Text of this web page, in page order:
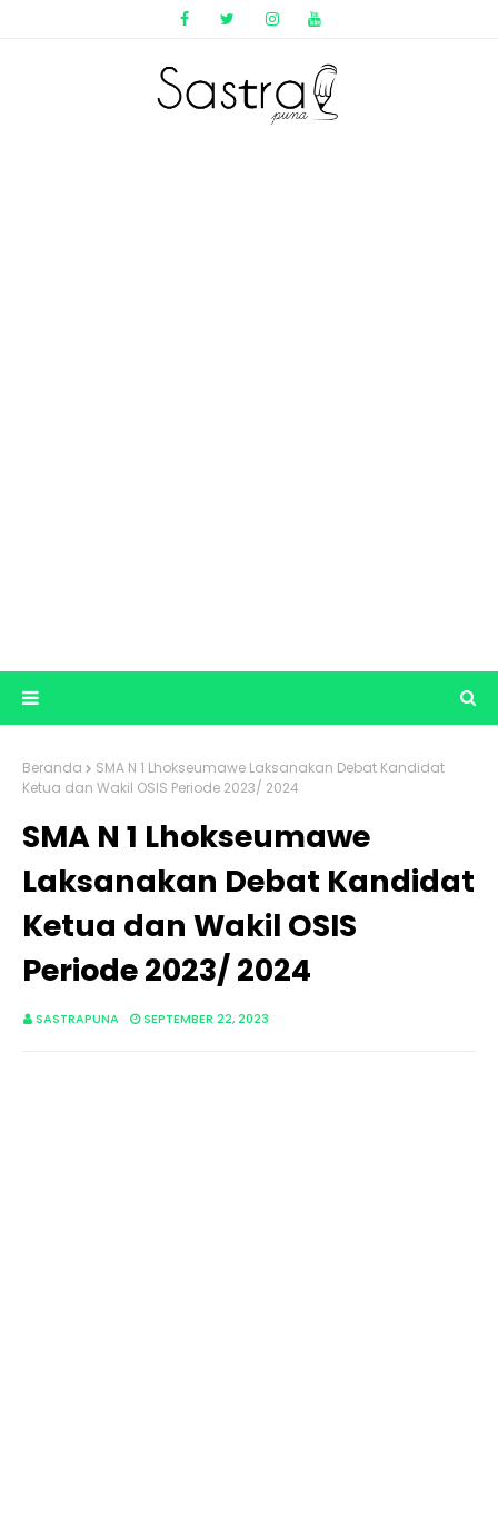
Beranda
SMA N 1 Lhokseumawe Laksanakan Debat Kandidat
Ketua dan Wakil OSIS Periode 2023/ 2024
SMA N 1 Lhokseumawe
Laksanakan Debat Kandidat
Ketua dan Wakil OSIS
Periode 2023/ 2024
SASTRAPUNA SEPTEMBER 22, 2023